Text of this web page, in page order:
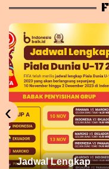
Jadwal Lengkap
‹